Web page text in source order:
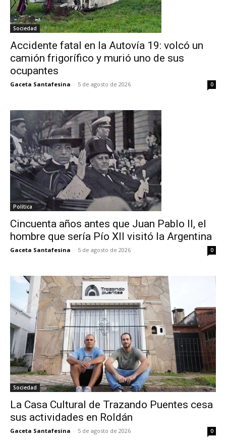
Sociedad
Accidente fatal en la Autovía 19: volcó un
camión frigorífico y murió uno de sus
ocupantes
Gaceta Santafesina - 5 de agosto de 2026 0
Política
Cincuenta años antes que Juan Pablo II, el
hombre que sería Pío XII visitó la Argentina
Gaceta Santafesina - 5 de agosto de 2026 0
Sociedad
La Casa Cultural de Trazando Puentes cesa
sus actividades en Roldán
Gaceta Santafesina - 5 de agosto de 2026 0